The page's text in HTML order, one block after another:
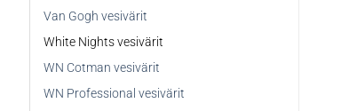
Van Gogh vesivärit
White Nights vesivärit
WN Cotman vesivärit
WN Professional vesivärit